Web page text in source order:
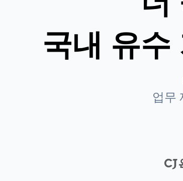
국내 유
업무